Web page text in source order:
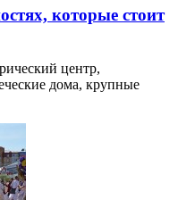
которые стоит
центр,
дома, крупные